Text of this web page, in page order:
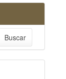
Buscar